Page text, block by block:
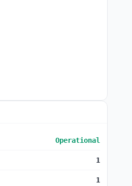
Operational
1
1